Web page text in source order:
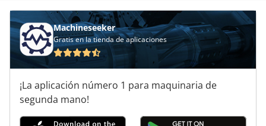
Machineseeker
Gratis en la tienda de aplicaciones
¡La aplicación número 1 para maquinaria de
segunda mano!